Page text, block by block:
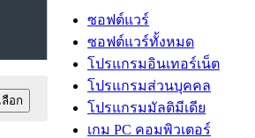
ซอฟต์แวร์
ซอฟต์แวร์ทั้งหมด
โปรแกรมอินเทอร์เน็ต
โปรแกรมส่วนบุคคล
โปรแกรมมัลติมีเดีย
เกม PC คอมพิวเตอร์